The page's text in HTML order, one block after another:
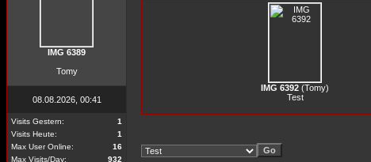
IMG 6389
Tomy
08.08.2026, 00:41
Visits Gestern:
1
Visits Heute:
1
Max User Online:
16
Max Visits/Day:
932
IMG 6392 (Tomy)
Test